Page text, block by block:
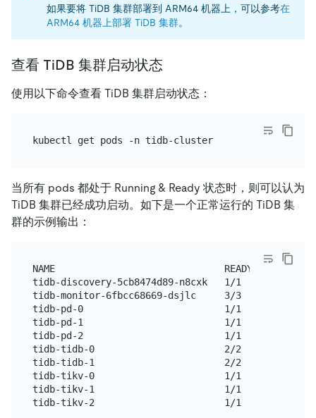
如果要将 TiDB 集群部署到 ARM64 机器上，可以参考在
ARM64 机器上部署 TiDB 集群。
查看 TiDB 集群启动状态
使用以下命令查看 TiDB 集群启动状态：
kubectl get pods -n tidb-cluster
当所有 pods 都处于 Running & Ready 状态时，则可以认为
TiDB 集群已经成功启动。如下是一个正常运行的 TiDB 集
群的示例输出：
NAME                              READY   STATUS
tidb-discovery-5cb8474d89-n8cxk   1/1
tidb-monitor-6fbcc68669-dsjlc     3/3
tidb-pd-0                         1/1     Running
tidb-pd-1                         1/1     Running
tidb-pd-2                         1/1     Running
tidb-tidb-0                       2/2     Running
tidb-tidb-1                       2/2     Running
tidb-tikv-0                       1/1     Running
tidb-tikv-1                       1/1     Running